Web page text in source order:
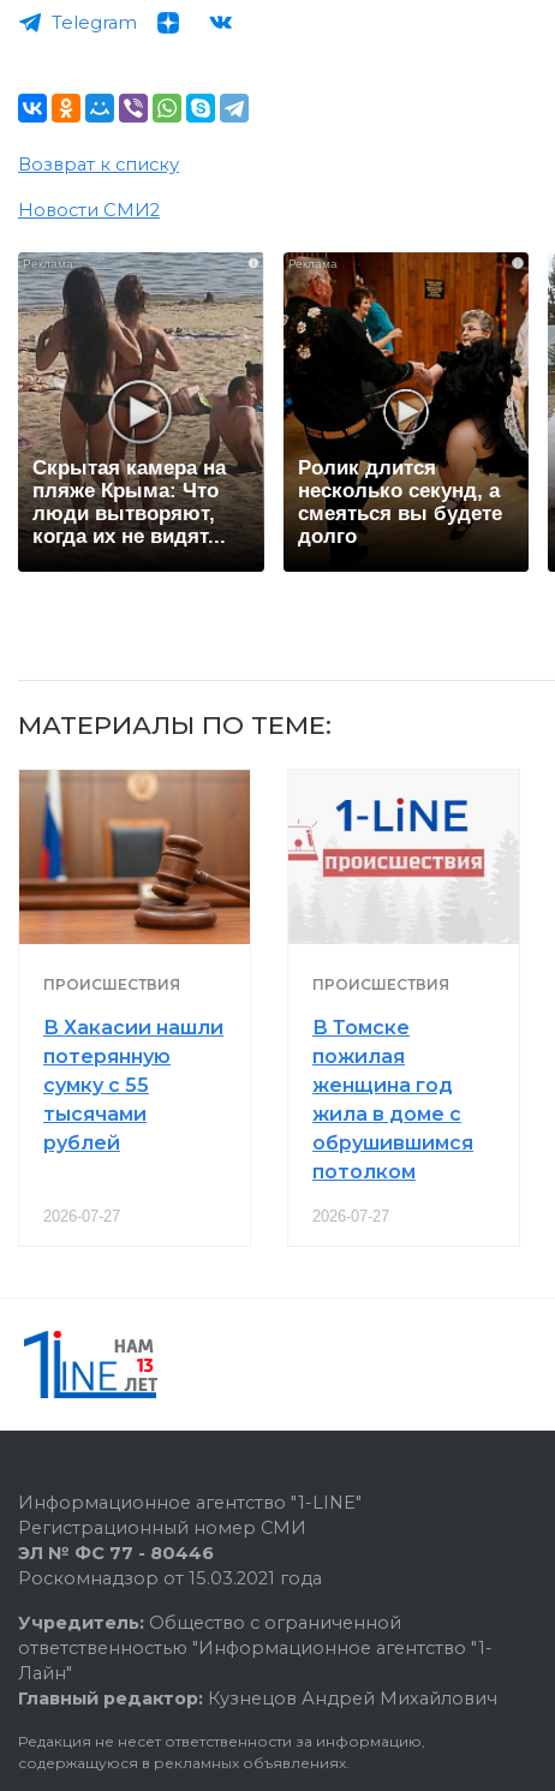
Telegram
Возврат к списку
Новости СМИ2
i
Скрытая камера на
пляже Крыма: Что
люди вытворяют,
когда их не видят...
i
Ролик длится
несколько секунд, а
смеяться вы будете
долго
МАТЕРИАЛЫ ПО ТЕМЕ:
ПРОИСШЕСТВИЯ
В Хакасии нашли
потерянную
сумку с 55
тысячами
рублей
2026-07-27
ПРОИСШЕСТВИЯ
В Томске
пожилая
женщина год
жила в доме с
обрушившимся
потолком
2026-07-27
Информационное агентство "1-LINE"
Регистрационный номер СМИ
ЭЛ № ФС 77 - 80446
Роскомнадзор от 15.03.2021 года
Учредитель: Общество с ограниченной
ответственностью "Информационное агентство "1-
Лайн"
Главный редактор: Кузнецов Андрей Михайлович
Редакция не несет ответственности за информацию,
содержащуюся в рекламных объявлениях.